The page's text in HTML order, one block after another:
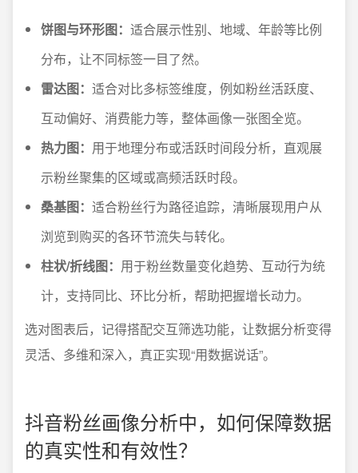
饼图与环形图： 适合展示性别、地域、年龄等比例
分布，让不同标签一目了然。
雷达图： 适合对比多标签维度，例如粉丝活跃度、
互动偏好、消费能力等，整体画像一张图全览。
热力图： 用于地理分布或活跃时间段分析，直观展
示粉丝聚集的区域或高频活跃时段。
桑基图： 适合粉丝行为路径追踪，清晰展现用户从
浏览到购买的各环节流失与转化。
柱状/折线图： 用于粉丝数量变化趋势、互动行为统
计，支持同比、环比分析，帮助把握增长动力。
选对图表后，记得搭配交互筛选功能，让数据分析变得
灵活、多维和深入，真正实现“用数据说话”。
抖音粉丝画像分析中，如何保障数据
的真实性和有效性？